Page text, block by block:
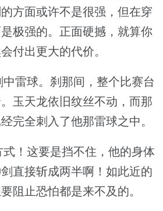
方面或许不是很强，但在穿
极强的。正面硬撼，就算你
付出更大的代价。
雷球。刹那间，整个比赛台
。玉天龙依旧纹丝不动，而那
完全刺入了他那雷球之中。
！这要是挡不住，他的身体
直接斩成两半啊！如此近的
阻止恐怕都是来不及的。